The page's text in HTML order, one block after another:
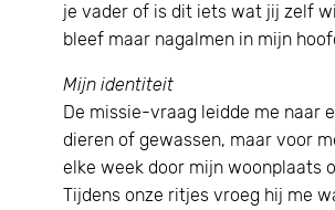
je vader of is dit iets wat jij zelf
bleef maar nagalmen in mijn
Mijn identiteit
De missie-vraag leidde me naar
dieren of gewassen, maar voor
elke week door mijn woonplaats
Tijdens onze ritjes vroeg hij me